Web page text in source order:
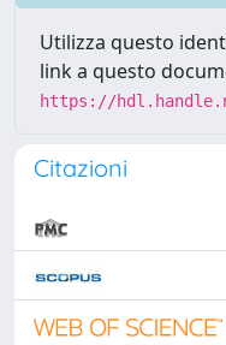
Utilizza questo
link a questo
https://
Citazioni